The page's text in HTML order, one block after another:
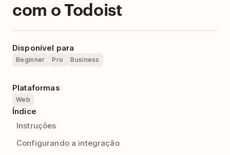
com o Todoist
Disponível para
Beginner Pro Business
Plataformas
Web
Índice
Instruções
Configurando a integração